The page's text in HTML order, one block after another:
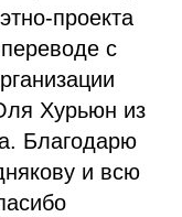
проекта
с
Хурьюн из
Благодарю
и всю